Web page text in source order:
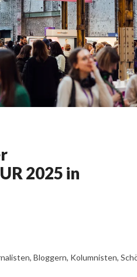
2025 in
Bloggern, Kolumnisten,